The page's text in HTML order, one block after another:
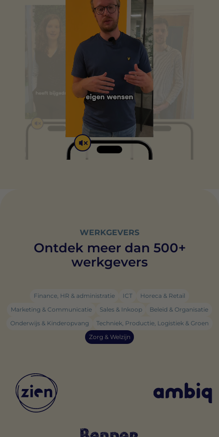
WERKGEVERS
Ontdek meer dan 500+
werkgevers
Finance, HR & administratie ICT
Horeca & Retail
Marketing & Communicatie
Sales & Inkoop
Beleid & Organisatie
Onderwijs & Kinderopvang
Techniek, Productie, Logistiek & Groen
Zorg & Welzijn